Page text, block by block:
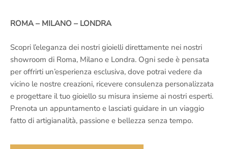
ROMA – MILANO – LONDRA
Scopri l’eleganza dei nostri gioielli direttamente nei nostri
showroom di Roma, Milano e Londra. Ogni sede è pensata
per offrirti un’esperienza esclusiva, dove potrai vedere da
vicino le nostre creazioni, ricevere consulenza personalizzata
e progettare il tuo gioiello su misura insieme ai nostri esperti.
Prenota un appuntamento e lasciati guidare in un viaggio
fatto di artigianalità, passione e bellezza senza tempo.